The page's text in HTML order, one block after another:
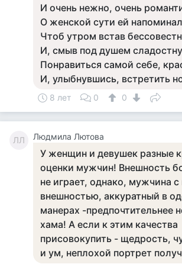
И очень нежно, очень
О женской сути ей
Чтоб утром встав
И, смыв под душем
Понравиться самой себе,
И, улыбнувшись, встретить
8 лет 0 0
ЛЛ Людмила Лютова
У женщин и девушек разные
оценки мужчин! Внешность
не играет, однако, мужчина с
внешностью, аккуратный в
манерах -предпочтительнее
хама! А если к этим качества
присовокупить - щедрость,
и ум, неплохой портрет